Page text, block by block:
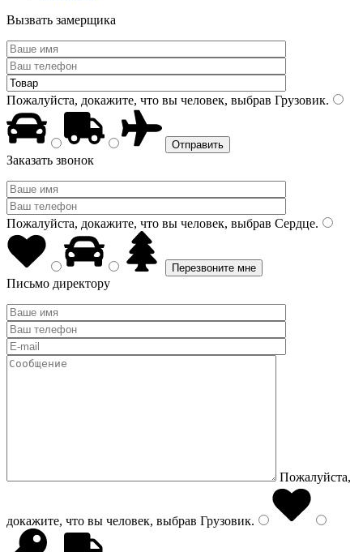
Вызвать замерщика
Пожалуйста, докажите, что вы человек, выбрав Грузовик.
Заказать звонок
Пожалуйста, докажите, что вы человек, выбрав Сердце.
Письмо директору
Пожалуйста,
докажите, что вы человек, выбрав Грузовик.